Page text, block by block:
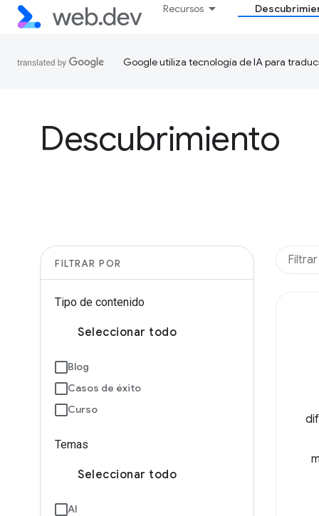
Recursos
Google utiliza tecnología de IA para
Descubrimiento
FILTRAR POR
Tipo de contenido
Seleccionar todo
Blog
Casos de éxito
Curso
Temas
Seleccionar todo
AI